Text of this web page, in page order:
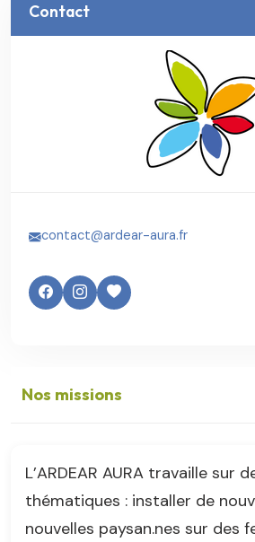
Contact
contact@ardear-aura.fr
Nos missions
L’ARDEAR AURA travaille sur
thématiques : installer de
nouvelles paysan.nes sur des